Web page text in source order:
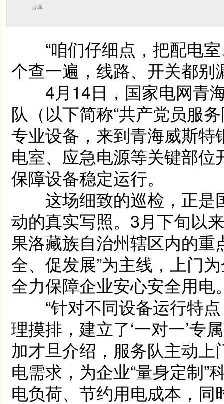
分享
“咱们仔细点，把配电室
个查一遍，线路、开关都别
4月14日，国家电网青海
队（以下简称“共产党员服
专业设备，来到青海威斯
电室、应急电源等关键部
保障设备稳定运行。
这场细致的巡检，正是
动的真实写照。3月下旬以
果洛藏族自治州辖区内的重
全、促发展”为主线，上门
全力保障企业安心安全用电
“针对不同设备运行特点
理摸排，建立了‘一对一’专
加才旦介绍，服务队主动
电需求，为企业“量身定制
电负荷、节约用电成本，